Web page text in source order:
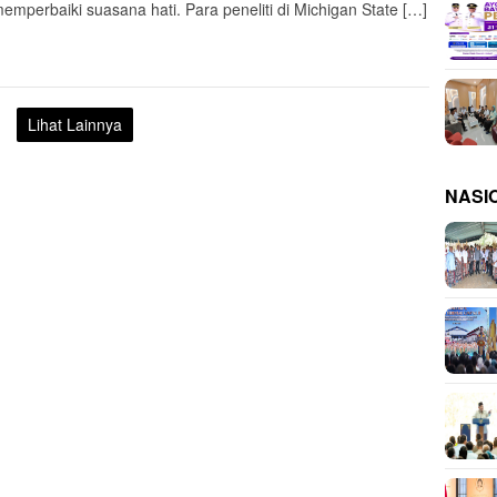
suasana hati. Para peneliti di Michigan State […]
Lihat Lainnya